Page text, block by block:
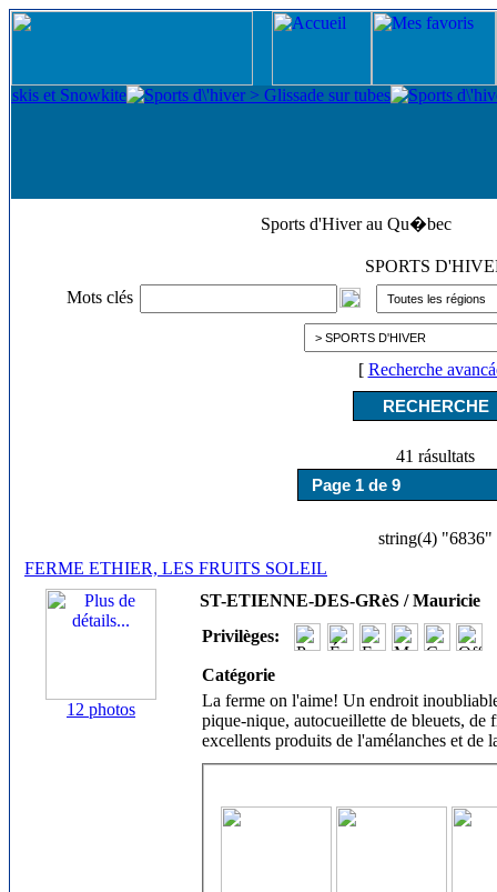
Sports d'Hiver au Qu�bec
SPORTS
Mots clés
[ Recherche
41 rásultats
string(4) "6836"
FERME ETHIER, LES FRUITS SOLEIL
12 photos
ST-ETIENNE-DES-GRèS / Mauricie
Privilèges:
Catégorie
La ferme on l'aime! Un endroit
pique-nique, autocueillette de bleuets, de
excellents produits de l'amélanches et de